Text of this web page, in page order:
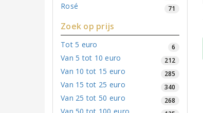
Rosé 71
Zoek op prijs
Tot 5 euro 6
Van 5 tot 10 euro 212
Van 10 tot 15 euro 285
Van 15 tot 25 euro 340
Van 25 tot 50 euro 268